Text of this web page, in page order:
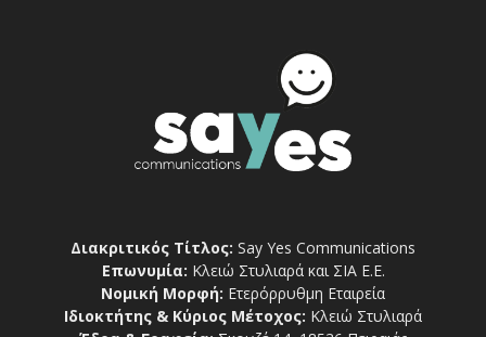
Διακριτικός Τίτλος: Say Yes Communications
Επωνυμία: Κλειώ Στυλιαρά και ΣΙΑ Ε.Ε.
Νομική Μορφή: Ετερόρρυθμη Εταιρεία
Ιδιοκτήτης & Κύριος Μέτοχος: Κλειώ Στυλιαρά